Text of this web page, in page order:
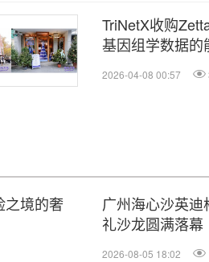
TriNetX收购
基因组学数据的
2026-04-08 00:57
之境的奢
广州海心沙英
礼沙龙圆满落幕
2026-08-05 18:02